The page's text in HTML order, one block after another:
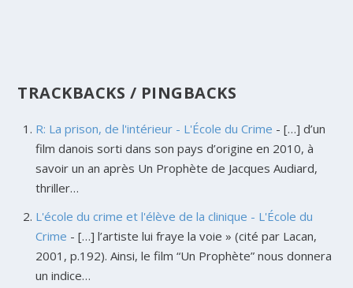
TRACKBACKS / PINGBACKS
R: La prison, de l'intérieur - L'École du Crime - […] d’un
film danois sorti dans son pays d’origine en 2010, à
savoir un an après Un Prophète de Jacques Audiard,
thriller…
L'école du crime et l'élève de la clinique - L'École du
Crime - […] l’artiste lui fraye la voie » (cité par Lacan,
2001, p.192). Ainsi, le film “Un Prophète” nous donnera
un indice…